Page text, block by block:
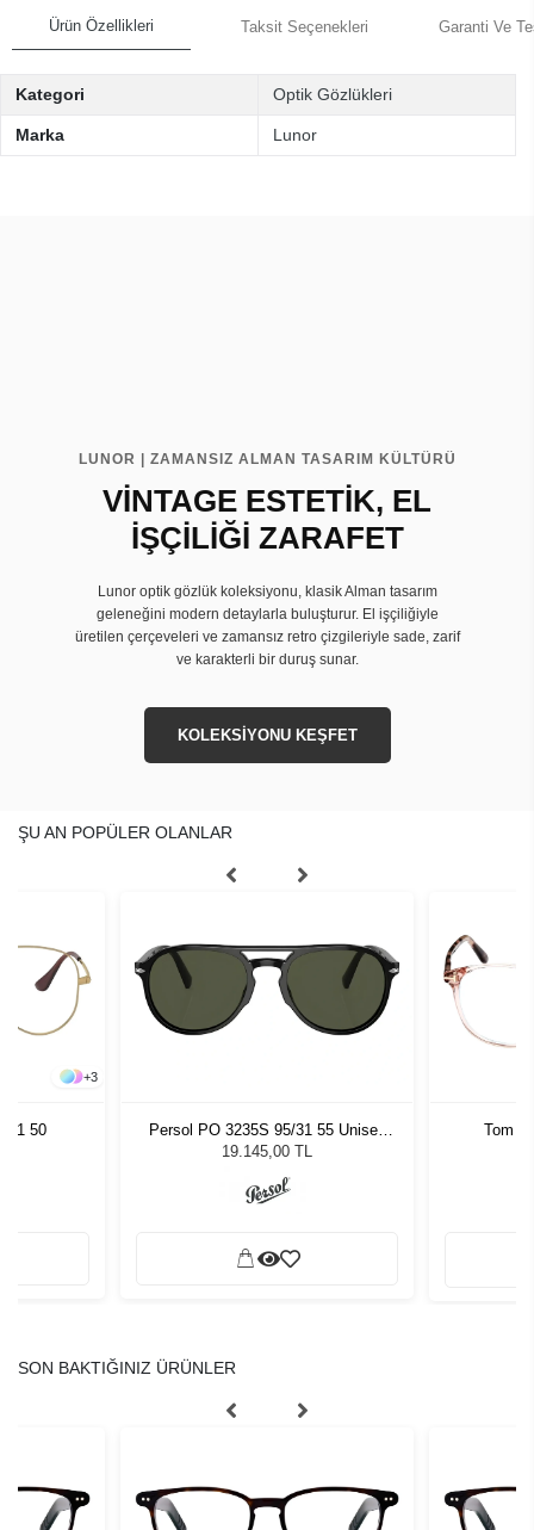
Ürün Özellikleri Taksit Seçenekleri Garanti Ve
Kategori Optik Gözlükleri
Marka Lunor
LUNOR | ZAMANSIZ ALMAN TASARIM KÜLTÜRÜ
VİNTAGE ESTETİK, EL
İŞÇİLİĞİ ZARAFET
Lunor optik gözlük koleksiyonu, klasik Alman tasarım
geleneğini modern detaylarla buluşturur. El işçiliğiyle
üretilen çerçeveleri ve zamansız retro çizgileriyle sade, zarif
ve karakterli bir duruş sunar.
KOLEKSİYONU KEŞFET
ŞU AN POPÜLER OLANLAR
+3
50
Persol PO 3235S 95/31 55 Unisex
Güneş Gözlüğü
19.145,00 TL
Tom
SON BAKTIĞINIZ ÜRÜNLER